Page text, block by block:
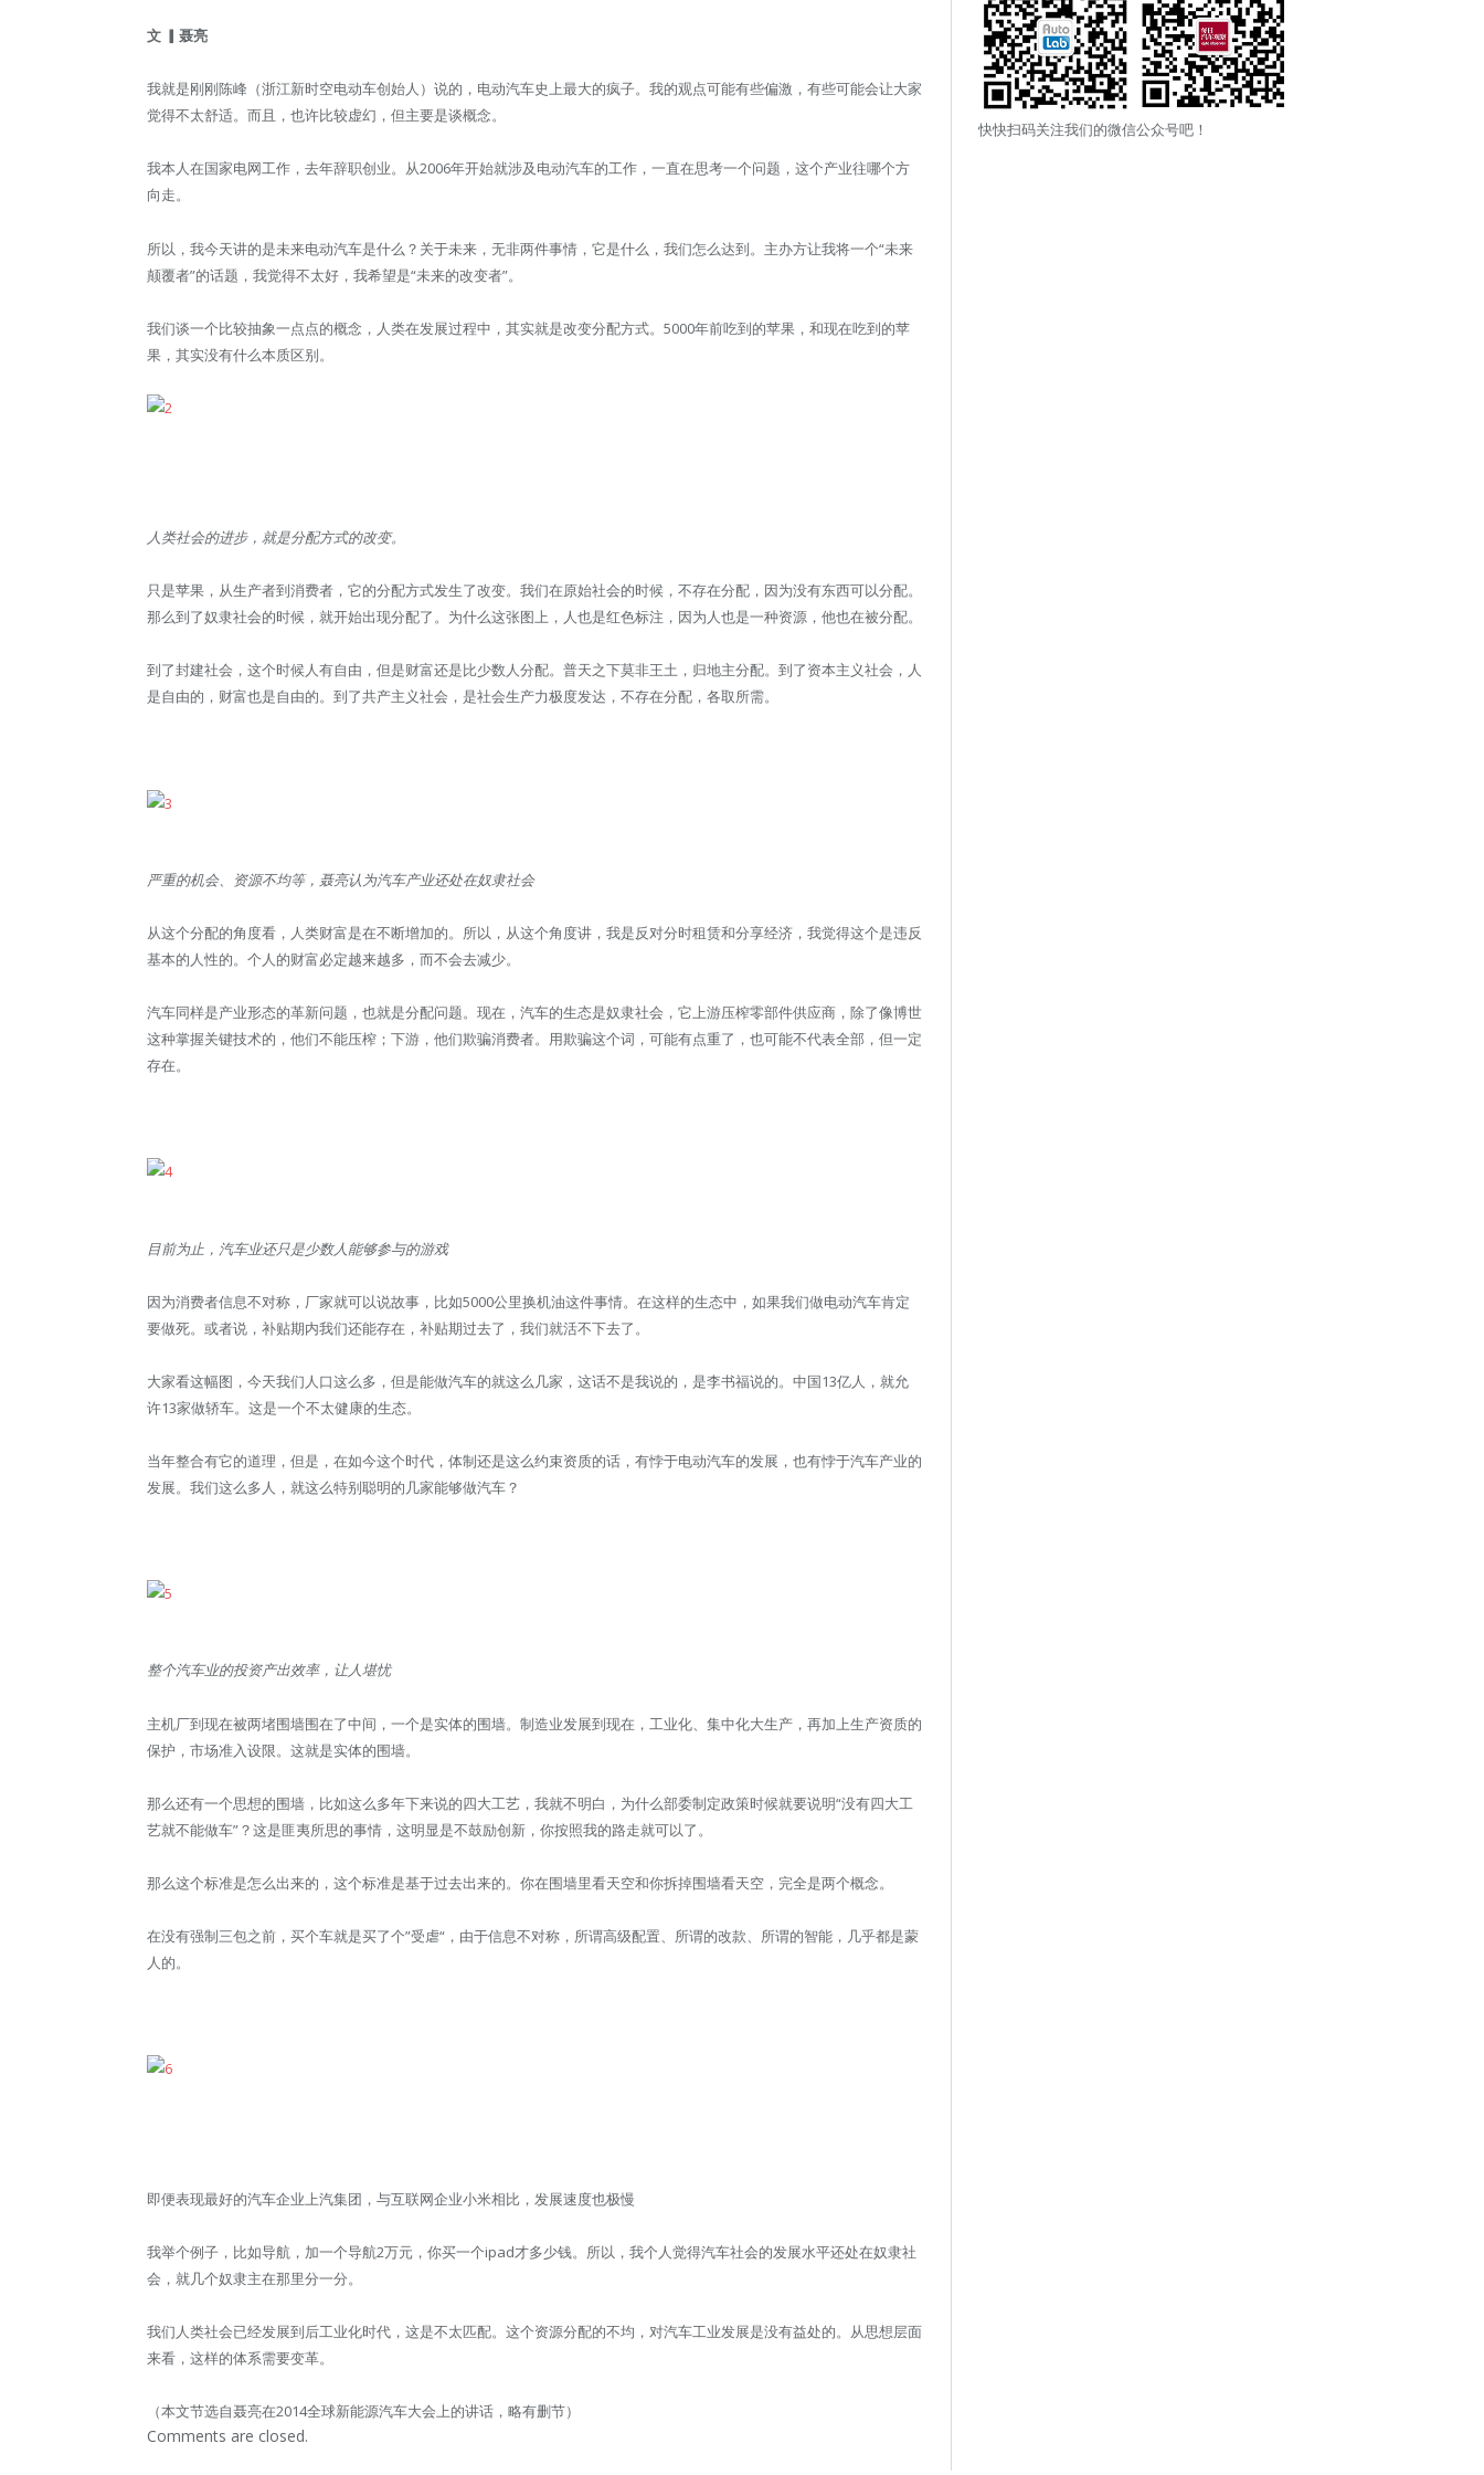
文 ▎聂亮
我就是刚刚陈峰（浙江新时空电动车创始人）说的，电动汽车史上最大的疯子。我的观点可能有些偏激，有些可能会让大家
觉得不太舒适。而且，也许比较虚幻，但主要是谈概念。
我本人在国家电网工作，去年辞职创业。从2006年开始就涉及电动汽车的工作，一直在思考一个问题，这个产业往哪个方
向走。
所以，我今天讲的是未来电动汽车是什么？关于未来，无非两件事情，它是什么，我们怎么达到。主办方让我将一个“未来
颠覆者”的话题，我觉得不太好，我希望是“未来的改变者”。
我们谈一个比较抽象一点点的概念，人类在发展过程中，其实就是改变分配方式。5000年前吃到的苹果，和现在吃到的苹
果，其实没有什么本质区别。
人类社会的进步，就是分配方式的改变。
只是苹果，从生产者到消费者，它的分配方式发生了改变。我们在原始社会的时候，不存在分配，因为没有东西可以分配。
那么到了奴隶社会的时候，就开始出现分配了。为什么这张图上，人也是红色标注，因为人也是一种资源，他也在被分配。
到了封建社会，这个时候人有自由，但是财富还是比少数人分配。普天之下莫非王土，归地主分配。到了资本主义社会，人
是自由的，财富也是自由的。到了共产主义社会，是社会生产力极度发达，不存在分配，各取所需。
严重的机会、资源不均等，聂亮认为汽车产业还处在奴隶社会
从这个分配的角度看，人类财富是在不断增加的。所以，从这个角度讲，我是反对分时租赁和分享经济，我觉得这个是违反
基本的人性的。个人的财富必定越来越多，而不会去减少。
汽车同样是产业形态的革新问题，也就是分配问题。现在，汽车的生态是奴隶社会，它上游压榨零部件供应商，除了像博世
这种掌握关键技术的，他们不能压榨；下游，他们欺骗消费者。用欺骗这个词，可能有点重了，也可能不代表全部，但一定
存在。
目前为止，汽车业还只是少数人能够参与的游戏
因为消费者信息不对称，厂家就可以说故事，比如5000公里换机油这件事情。在这样的生态中，如果我们做电动汽车肯定
要做死。或者说，补贴期内我们还能存在，补贴期过去了，我们就活不下去了。
大家看这幅图，今天我们人口这么多，但是能做汽车的就这么几家，这话不是我说的，是李书福说的。中国13亿人，就允
许13家做轿车。这是一个不太健康的生态。
当年整合有它的道理，但是，在如今这个时代，体制还是这么约束资质的话，有悖于电动汽车的发展，也有悖于汽车产业的
发展。我们这么多人，就这么特别聪明的几家能够做汽车？
整个汽车业的投资产出效率，让人堪忧
主机厂到现在被两堵围墙围在了中间，一个是实体的围墙。制造业发展到现在，工业化、集中化大生产，再加上生产资质的
保护，市场准入设限。这就是实体的围墙。
那么还有一个思想的围墙，比如这么多年下来说的四大工艺，我就不明白，为什么部委制定政策时候就要说明“没有四大工
艺就不能做车”？这是匪夷所思的事情，这明显是不鼓励创新，你按照我的路走就可以了。
那么这个标准是怎么出来的，这个标准是基于过去出来的。你在围墙里看天空和你拆掉围墙看天空，完全是两个概念。
在没有强制三包之前，买个车就是买了个”受虐“，由于信息不对称，所谓高级配置、所谓的改款、所谓的智能，几乎都是蒙
人的。
即便表现最好的汽车企业上汽集团，与互联网企业小米相比，发展速度也极慢
我举个例子，比如导航，加一个导航2万元，你买一个ipad才多少钱。所以，我个人觉得汽车社会的发展水平还处在奴隶社
会，就几个奴隶主在那里分一分。
我们人类社会已经发展到后工业化时代，这是不太匹配。这个资源分配的不均，对汽车工业发展是没有益处的。从思想层面
来看，这样的体系需要变革。
（本文节选自聂亮在2014全球新能源汽车大会上的讲话，略有删节）
Comments are closed.
快快扫码关注我们的微信公众号吧！